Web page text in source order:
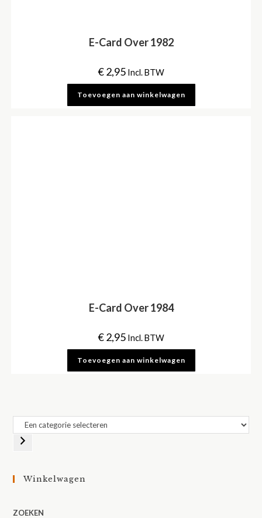
E-Card Over 1982
€2,95 Incl. BTW
Toevoegen aan winkelwagen
E-Card Over 1984
€2,95 Incl. BTW
Toevoegen aan winkelwagen
Een
categorie
Winkelwagen
ZOEKEN